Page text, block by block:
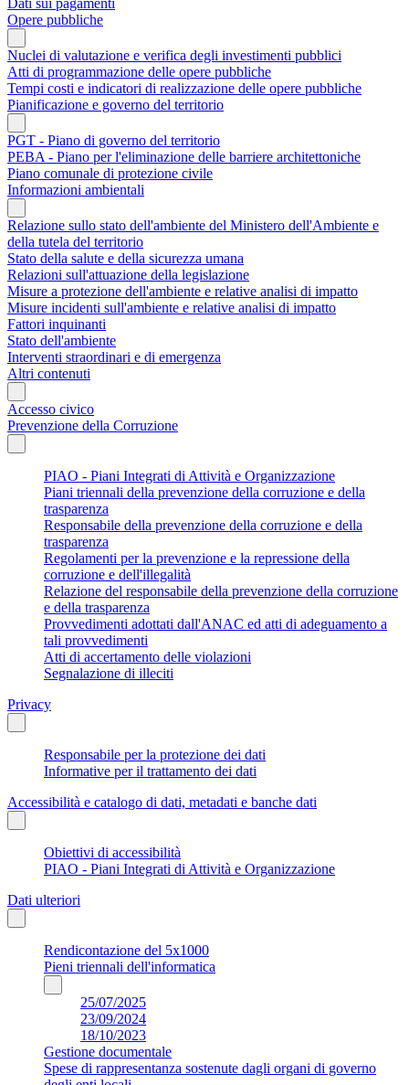
Opere pubbliche
Nuclei di valutazione e verifica degli investimenti pubblici
Atti di programmazione delle opere pubbliche
Tempi costi e indicatori di realizzazione delle opere pubbliche
Pianificazione e governo del territorio
PGT - Piano di governo del territorio
PEBA - Piano per l'eliminazione delle barriere architettoniche
Piano comunale di protezione civile
Informazioni ambientali
Relazione sullo stato dell'ambiente del Ministero dell'Ambiente e
della tutela del territorio
Stato della salute e della sicurezza umana
Relazioni sull'attuazione della legislazione
Misure a protezione dell'ambiente e relative analisi di impatto
Misure incidenti sull'ambiente e relative analisi di impatto
Fattori inquinanti
Stato dell'ambiente
Interventi straordinari e di emergenza
Altri contenuti
Accesso civico
Prevenzione della Corruzione
PIAO - Piani Integrati di Attività e Organizzazione
Piani triennali della prevenzione della corruzione e della
trasparenza
Responsabile della prevenzione della corruzione e della
trasparenza
Regolamenti per la prevenzione e la repressione della
corruzione e dell'illegalità
Relazione del responsabile della prevenzione della corruzione
e della trasparenza
Provvedimenti adottati dall'ANAC ed atti di adeguamento a
tali provvedimenti
Atti di accertamento delle violazioni
Segnalazione di illeciti
Privacy
Responsabile per la protezione dei dati
Informative per il trattamento dei dati
Accessibilità e catalogo di dati, metadati e banche dati
Obiettivi di accessibilità
PIAO - Piani Integrati di Attività e Organizzazione
Dati ulteriori
Rendicontazione del 5x1000
Pieni triennali dell'informatica
25/07/2025
23/09/2024
18/10/2023
Gestione documentale
Spese di rappresentanza sostenute dagli organi di governo